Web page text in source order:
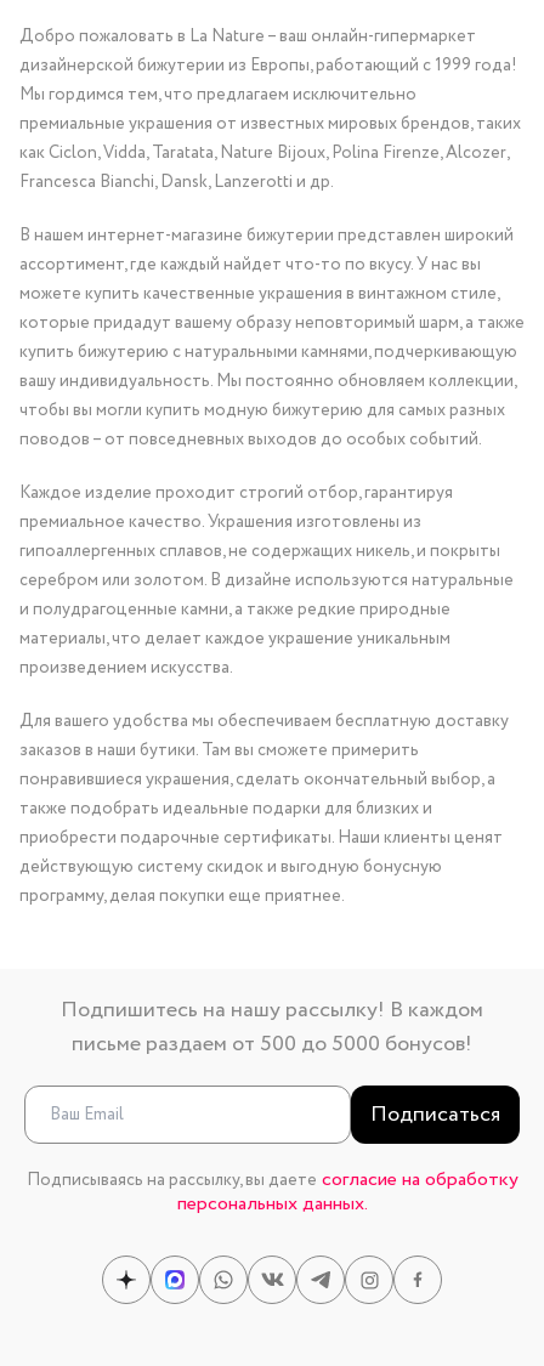
Добро пожаловать в La Nature – ваш онлайн-гипермаркет
дизайнерской бижутерии из Европы, работающий с 1999 года!
Мы гордимся тем, что предлагаем исключительно
премиальные украшения от известных мировых брендов, таких
как Ciclon, Vidda, Taratata, Nature Bijoux, Polina Firenze, Alcozer,
Francesca Bianchi, Dansk, Lanzerotti и др.
В нашем интернет-магазине бижутерии представлен широкий
ассортимент, где каждый найдет что-то по вкусу. У нас вы
можете купить качественные украшения в винтажном стиле,
которые придадут вашему образу неповторимый шарм, а также
купить бижутерию с натуральными камнями, подчеркивающую
вашу индивидуальность. Мы постоянно обновляем коллекции,
чтобы вы могли купить модную бижутерию для самых разных
поводов – от повседневных выходов до особых событий.
Каждое изделие проходит строгий отбор, гарантируя
премиальное качество. Украшения изготовлены из
гипоаллергенных сплавов, не содержащих никель, и покрыты
серебром или золотом. В дизайне используются натуральные
и полудрагоценные камни, а также редкие природные
материалы, что делает каждое украшение уникальным
произведением искусства.
Для вашего удобства мы обеспечиваем бесплатную доставку
заказов в наши бутики. Там вы сможете примерить
понравившиеся украшения, сделать окончательный выбор, а
также подобрать идеальные подарки для близких и
приобрести подарочные сертификаты. Наши клиенты ценят
действующую систему скидок и выгодную бонусную
программу, делая покупки еще приятнее.
Подпишитесь на нашу рассылку! В каждом
письме раздаем от 500 до 5000 бонусов!
Подписаться
Подписываясь на рассылку, вы даете согласие на обработку
персональных данных.